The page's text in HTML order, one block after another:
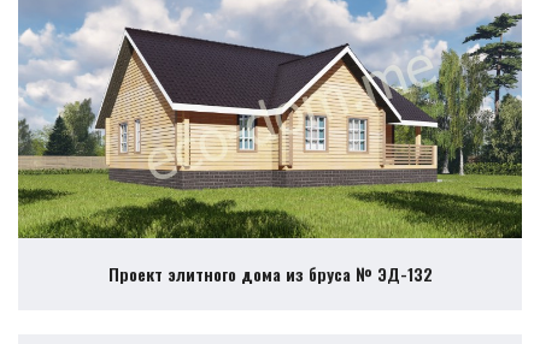
Проект элитного дома из бруса № ЭД-132